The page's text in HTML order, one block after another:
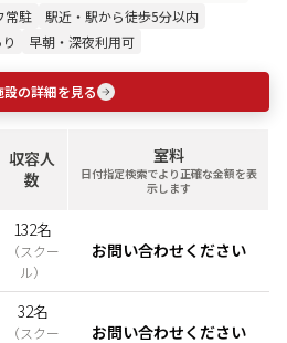
常駐
駅近・駅から徒歩5分以内
早朝・深夜利用可
設の詳細を見る
収容人
数
室料
日付指定検索でより正確な金額を表
示します
132名
（スクー
ル）
お問い合わせください
32名
（スクー お問い合わせください